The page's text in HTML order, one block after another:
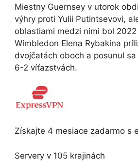
Miestny Guernsey v utorok
výhry proti Yulii Putintsevovi,
oblastiami medzi nimi bol
Wimbledon Elena Rybakina
dvojčatách oboch a posunul
6-2 víťazstvách.
Získajte 4 mesiace zadarmo s
Servery v 105 krajinách